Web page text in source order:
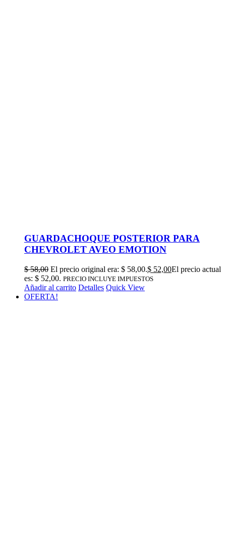
GUARDACHOQUE POSTERIOR PARA
CHEVROLET AVEO EMOTION
$58,00 El precio original era: $ 58,00.$ 52,00El precio actual
es: $ 52,00. PRECIO INCLUYE IMPUESTOS
Añadir al carrito Detalles Quick View
OFERTA!